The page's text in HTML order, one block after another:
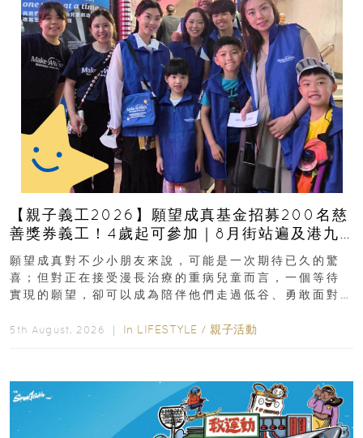
【親子義工2026】願望成真基金招募200名慈
善獎券義工！4歲起可參加｜8月街站遍及港九
新界
願望成真對不少小朋友來說，可能是一次期待已久的驚
喜；但對正在接受漫長治療的重病兒童而言，一個等待
實現的願望，卻可以成為陪伴他們走過低谷、勇敢面對
5th August, 2026 ｜ In LIFESTYLE / 親子活動